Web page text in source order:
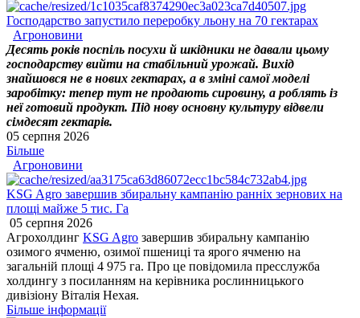
Господарство запустило переробку льону на 70 гектарах
Агроновини
Десять років поспіль посухи й шкідники не давали цьому
господарству вийти на стабільний урожай. Вихід
знайшовся не в нових гектарах, а в зміні самої моделі
заробітку: тепер тут не продають сировину, а роблять із
неї готовий продукт. Під нову основну культуру відвели
сімдесят гектарів.
05 серпня 2026
Більше
Агроновини
KSG Agro завершив збиральну кампанію ранніх зернових на
площі майже 5 тис. Га
05 серпня 2026
Агрохолдинг KSG Agro завершив збиральну кампанію
озимого ячменю, озимої пшениці та ярого ячменю на
загальній площі 4 975 га. Про це повідомила пресслужба
холдингу з посиланням на керівника рослинницького
дивізіону Віталія Нехая.
Більше інформації